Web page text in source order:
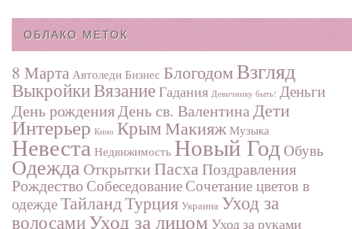
ОБЛАКО МЕТОК
8 Марта Автоледи Бизнес БлогодомВзгляд
ВыкройкиВязаниеГадания Девичнику быть! Деньги
День рожденияДень св. ВалентинаДети
Интерьер Кино КрымМакияж Музыка
Невеста Недвижимость Новый Год Обувь
Одежда ОткрыткиПасхаПоздравления
РождествоСобеседованиеСочетание цветов в
одеждеТайландТурция Украина Уход за
волосамиУход за лицом Уход за руками